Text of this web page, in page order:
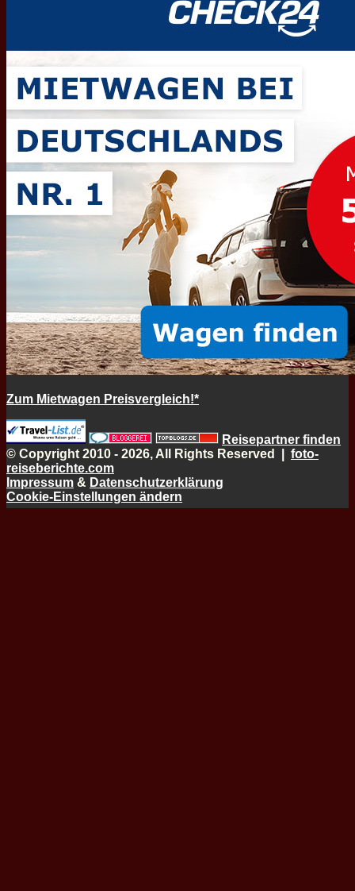
Zum Mietwagen Preisvergleich!*
Reisepartner finden
© Copyright 2010 - 2026, All Rights Reserved | foto-
reiseberichte.com
Impressum & Datenschutzerklärung
Cookie-Einstellungen ändern